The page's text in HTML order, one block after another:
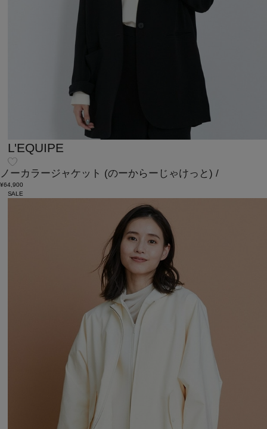
L'EQUIPE
ノーカラージャケット (のーからーじゃけっと) /
¥64,900
SALE